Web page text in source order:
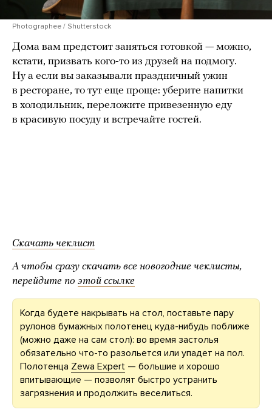
Photographee / Shutterstock
Дома вам предстоит заняться готовкой — можно,
кстати, призвать кого-то из друзей на подмогу.
Ну а если вы заказывали праздничный ужин
в ресторане, то тут еще проще: уберите напитки
в холодильник, переложите привезенную еду
в красивую посуду и встречайте гостей.
Скачать чеклист
А чтобы сразу скачать все новогодние чеклисты,
перейдите по этой ссылке
Когда будете накрывать на стол, поставьте пару
рулонов бумажных полотенец куда-нибудь поближе
(можно даже на сам стол): во время застолья
обязательно что-то разольется или упадет на пол.
Полотенца Zewa Expert — большие и хорошо
впитывающие — позволят быстро устранить
загрязнения и продолжить веселиться.